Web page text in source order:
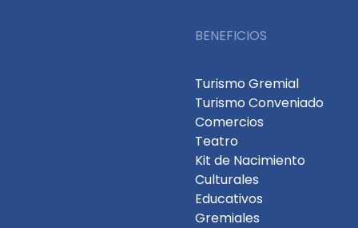
BENEFICIOS
Turismo Gremial
Turismo Conveniado
Comercios
Teatro
Kit de Nacimiento
Culturales
Educativos
Gremiales